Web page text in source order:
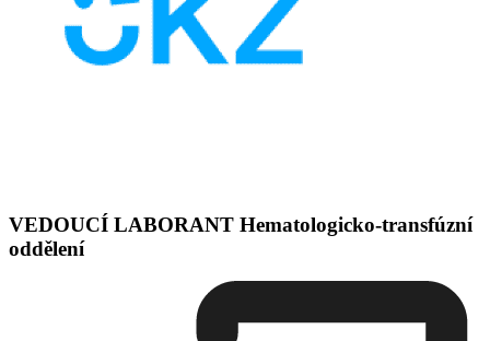
VEDOUCÍ LABORANT Hematologicko-transfúzní
oddělení